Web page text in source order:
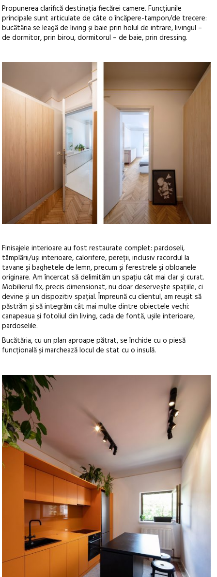
Propunerea clarifică destinația fiecărei camere. Funcțiunile
principale sunt articulate de câte o încăpere-tampon/de trecere:
bucătăria se leagă de living și baie prin holul de intrare, livingul –
de dormitor, prin birou, dormitorul – de baie, prin dressing.
Finisajele interioare au fost restaurate complet: pardoseli,
tâmplării/uși interioare, calorifere, pereții, inclusiv racordul la
tavane și baghetele de lemn, precum și ferestrele și obloanele
originare. Am încercat să delimităm un spațiu cât mai clar și curat.
Mobilierul fix, precis dimensionat, nu doar deservește spațiile, ci
devine și un dispozitiv spațial. Împreună cu clientul, am reușit să
păstrăm și să integrăm cât mai multe dintre obiectele vechi:
canapeaua și fotoliul din living, cada de fontă, ușile interioare,
pardoselile.
Bucătăria, cu un plan aproape pătrat, se închide cu o piesă
funcțională și marchează locul de stat cu o insulă.